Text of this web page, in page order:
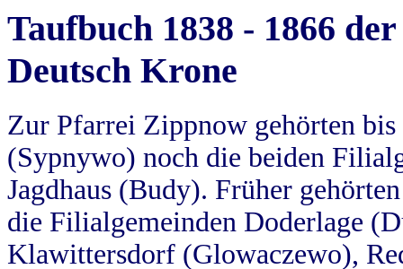
Taufbuch 1838 - 1866
Deutsch Krone
Zur Pfarrei Zippnow gehörten
(Sypnywo) noch die beiden
Jagdhaus (Budy). Früher
die Filialgemeinden Doderlage
Klawittersdorf (Glowaczewo),